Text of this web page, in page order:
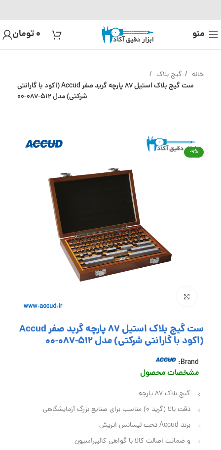
منو 0تومان
خانه گیج بلاک
ست گیج بلاک استیل 87 پارچه گرید صفر Accud (اکود با گارانتی
شرکتی) مدل 512-087-00
-9%
ست گیج بلاک استیل 87 پارچه گرید صفر Accud
(اکود با گارانتی شرکتی) مدل 512-087-00
Brand:
مشخصات محصول
گیج بلاک 87 پارچه
دقت بالا (گرید 0) مناسب برای صنایع بزرگ آزمایشگاهی
برند Accud تحت لیسانس اتریش
و ضمانت اصالت کالا با گواهی کالیبراسیون